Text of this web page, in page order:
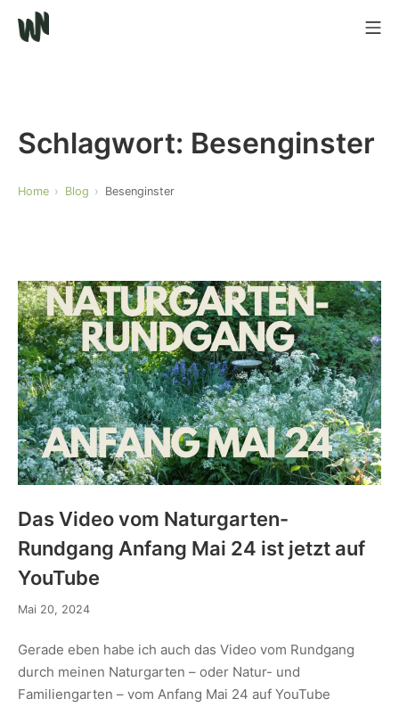
Schlagwort: Besenginster
Home Blog Besenginster
Das Video vom Naturgarten-
Rundgang Anfang Mai 24 ist jetzt auf
YouTube
Mai 20, 2024
Gerade eben habe ich auch das Video vom Rundgang
durch meinen Naturgarten – oder Natur- und
Familiengarten – vom Anfang Mai 24 auf YouTube